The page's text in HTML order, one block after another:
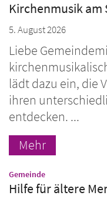
Kirchenmusik am
5. August 2026
Liebe
lädt dazu ein, die
ihren
entdecken. ...
Mehr
Gemeinde:
Hilfe für ältere